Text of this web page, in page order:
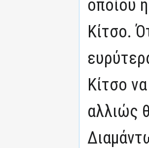
οποίου
Κίτσο.
Κίτσο
αλλιώς